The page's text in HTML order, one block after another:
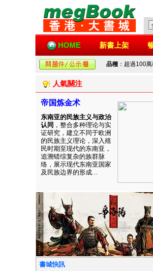
HOME 新書上架
品種 ：超過100
人氣關注
帝国炼金术
东南亚的民族主义与政治
认同 ，整合多种理论与实
证研究，建立不同于欧洲
的民族主义理论，深入殖
民时期至现代的东南亚，
追溯错综复杂的族群脉
络，展示现代东南亚国家
及民族边界的形成...
書城快訊